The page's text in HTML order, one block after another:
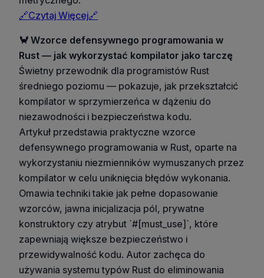
🔗Czytaj Więcej🔗
🦀 Wzorce defensywnego programowania w
Rust — jak wykorzystać kompilator jako tarczę
Świetny przewodnik dla programistów Rust
średniego poziomu — pokazuje, jak przekształcić
kompilator w sprzymierzeńca w dążeniu do
niezawodności i bezpieczeństwa kodu.
Artykuł przedstawia praktyczne wzorce
defensywnego programowania w Rust, oparte na
wykorzystaniu niezmienników wymuszanych przez
kompilator w celu uniknięcia błędów wykonania.
Omawia techniki takie jak pełne dopasowanie
wzorców, jawna inicjalizacja pól, prywatne
konstruktory czy atrybut `#[must_use]`, które
zapewniają większe bezpieczeństwo i
przewidywalność kodu. Autor zachęca do
używania systemu typów Rust do eliminowania